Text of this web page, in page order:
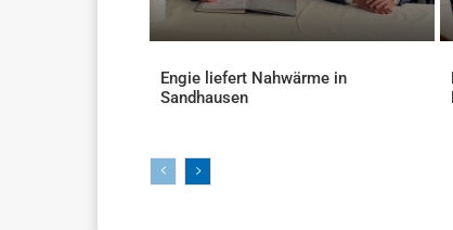
Engie liefert Nahwärme in
Sandhausen